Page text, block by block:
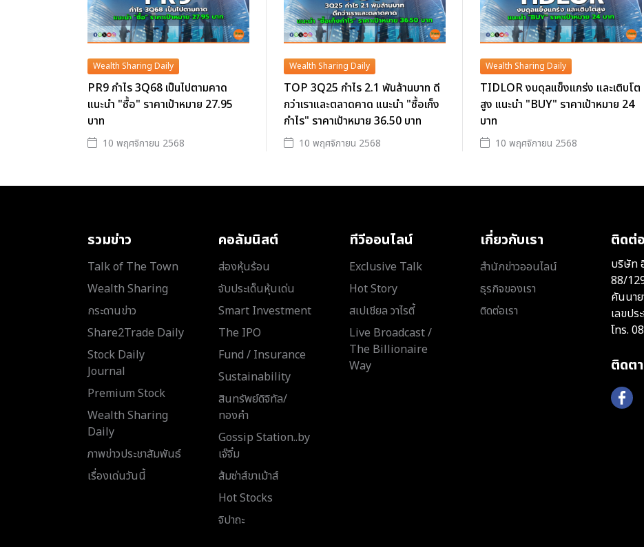
Wealth Sharing Daily
PR9 กำไร 3Q68 เป็นไปตามคาด
แนะนำ "ซื้อ" ราคาเป้าหมาย 27.95
บาท
10 พฤศจิกายน 2568
Wealth Sharing Daily
TOP 3Q25 กำไร 2.1 พันล้านบาท ดี
กว่าเราและตลาดคาด แนะนำ "ซื้อเก็ง
กำไร" ราคาเป้าหมาย 36.50 บาท
10 พฤศจิกายน 2568
Wealth Sharing Daily
TIDLOR งบดุลแข็งแกร่ง และเติบโต
สูง แนะนำ "BUY" ราคาเป้าหมาย 24
บาท
10 พฤศจิกายน 2568
รวมข่าว
Talk of The Town
Wealth Sharing
กระดานข่าว
Share2Trade Daily
Stock Daily
Journal
Premium Stock
Wealth Sharing
Daily
ภาพข่าวประชาสัมพันธ์
เรื่องเด่นวันนี้
คอลัมนิสต์
ส่องหุ้นร้อน
จับประเด็นหุ้นเด่น
Smart Investment
The IPO
Fund / Insurance
Sustainability
สินทรัพย์ดิจิทัล/
ทองคำ
Gossip Station..by
เจ๊จิ๋ม
ส้มซ่าส์ขาเม้าส์
Hot Stocks
จิปาถะ
ทีวีออนไลน์
Exclusive Talk
Hot Story
สเปเชียล วาไรตี้
Live Broadcast /
The Billionaire
Way
เกี่ยวกับเรา
สำนักข่าวออนไลน์
ธุรกิจของเรา
ติดต่อเรา
ติดต่
บริษัท
88/
คันนา
เลขปร
โทร.
ติดต